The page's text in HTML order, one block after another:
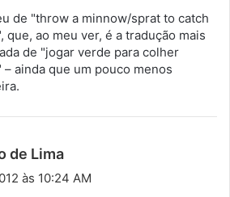
s
e
:
de "throw a minnow/sprat to catch
que, ao meu ver, é a tradução mais
de "jogar verde para colher
– ainda que um pouco menos
de Lima
i
às 10:24 AM